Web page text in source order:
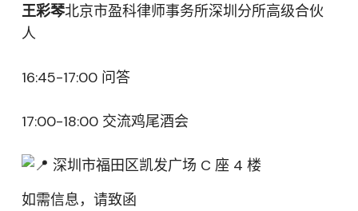
王彩琴北京市盈科律师事务所深圳分所高级合伙
人
16:45-17:00 问答
17:00-18:00 交流鸡尾酒会
深圳市福田区凯发广场 C 座 4 楼
如需信息，请致函